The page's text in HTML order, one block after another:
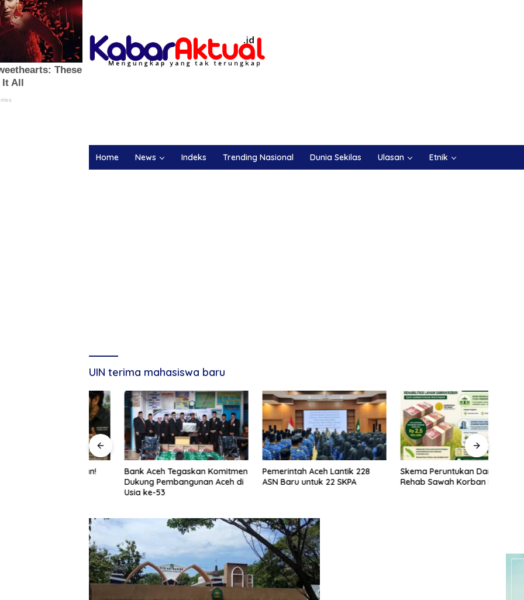
Home News Indeks Trending Nasional Dunia Sekilas Ulasan Etnik
UIN terima mahasiswa baru
Bank Aceh Tegaskan Komitmen
Dukung Pembangunan Aceh di
Usia ke-53
Pemerintah Aceh Lantik 228
ASN Baru untuk 22 SKPA
Skema Peruntukan Dana
Rehab Sawah Korban Bencana